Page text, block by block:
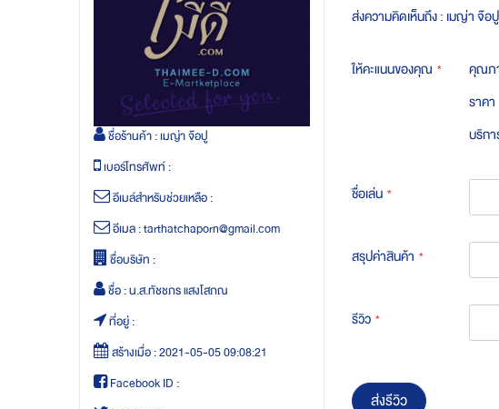
ชื่อร้านค้า :เมญ่า จ๊อปู
เบอร์โทรศัพท์ :
อีเมล์สำหรับช่วยเหลือ :
อีเมล :tarthatchaporn@gmail.com
ชื่อบริษัท :
ชื่อ :น.ส.ทัชชภร แสงโสภณ
ที่อยู่ :
สร้างเมื่อ :2021-05-05 09:08:21
Facebook ID :
ส่งความคิดเห็นถึง : เมญ่า จ๊อปู
ให้คะแนนของคุณ คุณ
ราคา
บริก
ชื่อเล่น
สรุปค่าสินค้า
รีวิว
ส่งรีวิว